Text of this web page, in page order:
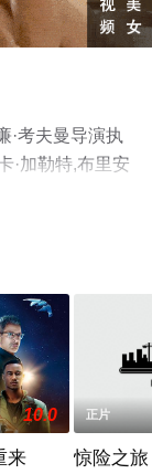
·考夫曼导演执
·加勒特,布里安
林德·爱
影，手机免费
等平台了解。
10.0
来
正片
惊险之